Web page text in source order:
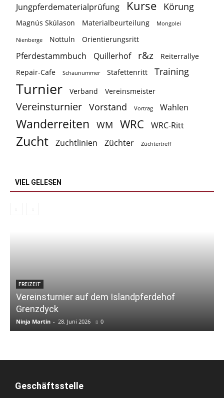
Jungpferdematerialprüfung Kurse Körung
Magnús Skúlason Materialbeurteilung Mongolei
Nienberge Nottuln Orientierungsritt
Pferdestammbuch Quillerhof r&z
Reiterrallye
Repair-Cafe
Schaunummer Stafettenritt Training
Turnier Verband Vereinsmeister
Vereinsturnier Vorstand Vortrag Wahlen
Wanderreiten WM WRC WRC-Ritt
Zucht Zuchtlinien Züchter Züchtertreff
VIEL GELESEN
FREIZEIT
Vereinsturnier auf dem Islandpferdehof
Grenzdyck
Ninja Martin - 28. Juni 2026 0
Geschäftsstelle